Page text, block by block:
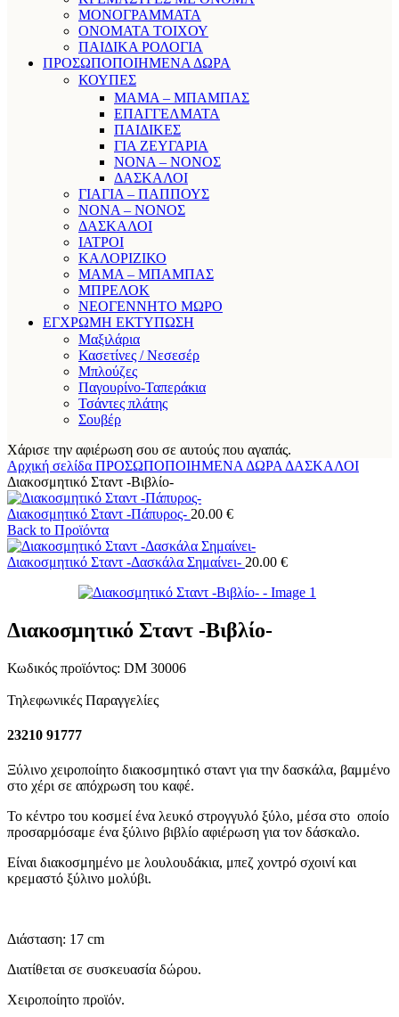
ΜΟΝΟΓΡΑΜΜΑΤΑ
ΟΝΟΜΑΤΑ ΤΟΙΧΟΥ
ΠΑΙΔΙΚΑ ΡΟΛΟΓΙΑ
ΠΡΟΣΩΠΟΠΟΙΗΜΕΝΑ ΔΩΡΑ
ΚΟΥΠΕΣ
ΜΑΜΑ – ΜΠΑΜΠΑΣ
ΕΠΑΓΓΕΛΜΑΤΑ
ΠΑΙΔΙΚΕΣ
ΓΙΑ ΖΕΥΓΑΡΙΑ
ΝΟΝΑ – ΝΟΝΟΣ
ΔΑΣΚΑΛΟΙ
ΓΙΑΓΙΑ – ΠΑΠΠΟΥΣ
ΝΟΝΑ – ΝΟΝΟΣ
ΔΑΣΚΑΛΟΙ
ΙΑΤΡΟΙ
ΚΑΛΟΡΙΖΙΚΟ
ΜΑΜΑ – ΜΠΑΜΠΑΣ
ΜΠΡΕΛΟΚ
ΝΕΟΓΕΝΝΗΤΟ ΜΩΡΟ
ΕΓΧΡΩΜΗ ΕΚΤΥΠΩΣΗ
Μαξιλάρια
Κασετίνες / Νεσεσέρ
Μπλούζες
Παγουρίνο-Ταπεράκια
Τσάντες πλάτης
Σουβέρ
Χάρισε την αφιέρωση σου σε αυτούς που αγαπάς.
Αρχική σελίδα ΠΡΟΣΩΠΟΠΟΙΗΜΕΝΑ ΔΩΡΑ ΔΑΣΚΑΛΟΙ
Διακοσμητικό Σταντ -Βιβλίο-
Διακοσμητικό Σταντ -Πάπυρος- 20.00 €
Back to Προϊόντα
Διακοσμητικό Σταντ -Δασκάλα Σημαίνει- 20.00 €
Διακοσμητικό Σταντ -Βιβλίο-
Κωδικός προϊόντος: DM 30006
Τηλεφωνικές Παραγγελίες
23210 91777
Ξύλινο χειροποίητο διακοσμητικό σταντ για την δασκάλα, βαμμένο
στο χέρι σε απόχρωση του καφέ.
Το κέντρο του κοσμεί ένα λευκό στρογγυλό ξύλο, μέσα στο οποίο
προσαρμόσαμε ένα ξύλινο βιβλίο αφιέρωση για τον δάσκαλο.
Είναι διακοσμημένο με λουλουδάκια, μπεζ χοντρό σχοινί και
κρεμαστό ξύλινο μολύβι.
Διάσταση: 17 cm
Διατίθεται σε συσκευασία δώρου.
Χειροποίητο προϊόν.